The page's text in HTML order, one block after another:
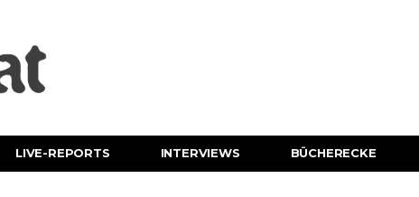
LIVE-REPORTS INTERVIEWS BÜCHERECKE